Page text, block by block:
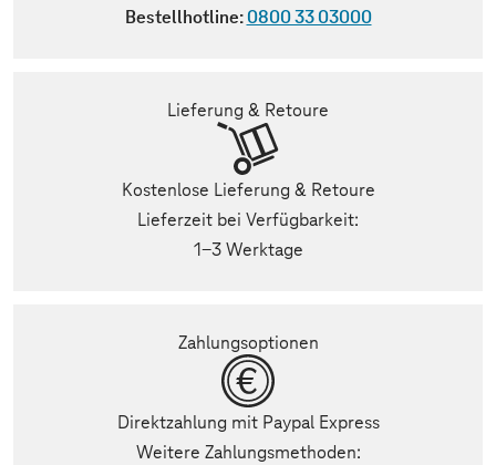
Bestellhotline:0800 33 03000
Lieferung & Retoure
Kostenlose Lieferung & Retoure
Lieferzeit bei Verfügbarkeit:
1-3 Werktage
Zahlungsoptionen
Direktzahlung mit Paypal Express
Weitere Zahlungsmethoden: